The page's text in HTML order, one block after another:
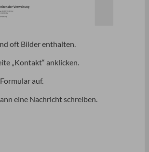
oft Bilder enthalten.
„Kontakt“ anklicken.
auf.
eine Nachricht schreiben.